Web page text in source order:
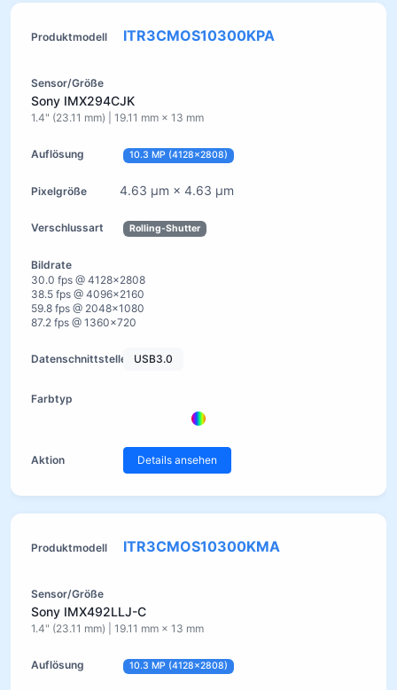
ITR3CMOS10300KPA
Sony IMX294CJK
1.4" (23.11 mm) | 19.11 mm × 13 mm
10.3 MP (4128×2808)
4.63 µm × 4.63 µm
Rolling-Shutter
30.0 fps @ 4128×2808
38.5 fps @ 4096×2160
59.8 fps @ 2048×1080
87.2 fps @ 1360×720
USB3.0
Details ansehen
ITR3CMOS10300KMA
Sony IMX492LLJ-C
1.4" (23.11 mm) | 19.11 mm × 13 mm
10.3 MP (4128×2808)